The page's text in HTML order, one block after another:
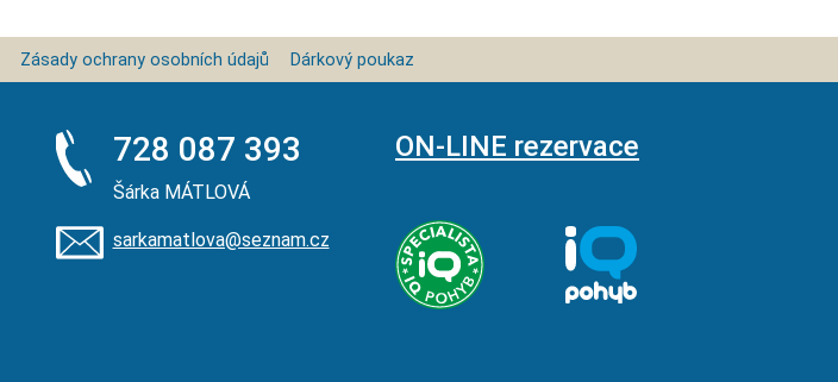
Zásady ochrany osobních údajů Dárkový poukaz
728 087 393
Šárka MÁTLOVÁ
sarkamatlova@seznam.cz
ON-LINE rezervace